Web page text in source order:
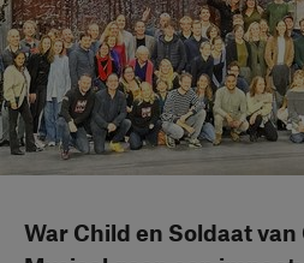
War Child en Soldaat van